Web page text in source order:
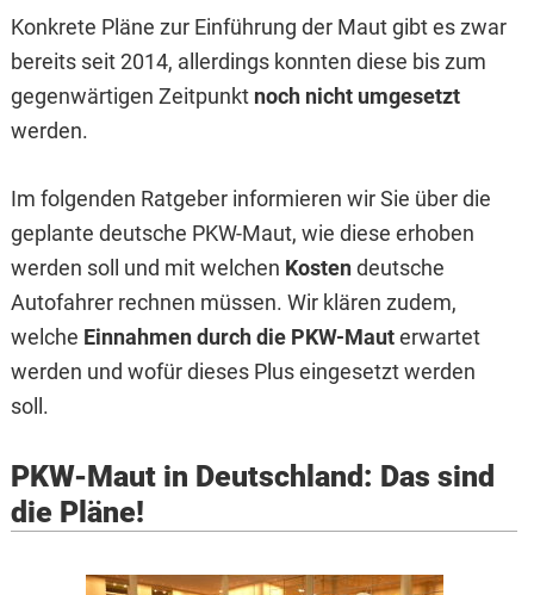
Konkrete Pläne zur Einführung der Maut gibt es zwar
bereits seit 2014, allerdings konnten diese bis zum
gegenwärtigen Zeitpunkt noch nicht umgesetzt
werden.
Im folgenden Ratgeber informieren wir Sie über die
geplante deutsche PKW-Maut, wie diese erhoben
werden soll und mit welchen Kostendeutsche
Autofahrer rechnen müssen. Wir klären zudem,
welche Einnahmen durch die PKW-Mauterwartet
werden und wofür dieses Plus eingesetzt werden
soll.
PKW-Maut in Deutschland: Das sind
die Pläne!